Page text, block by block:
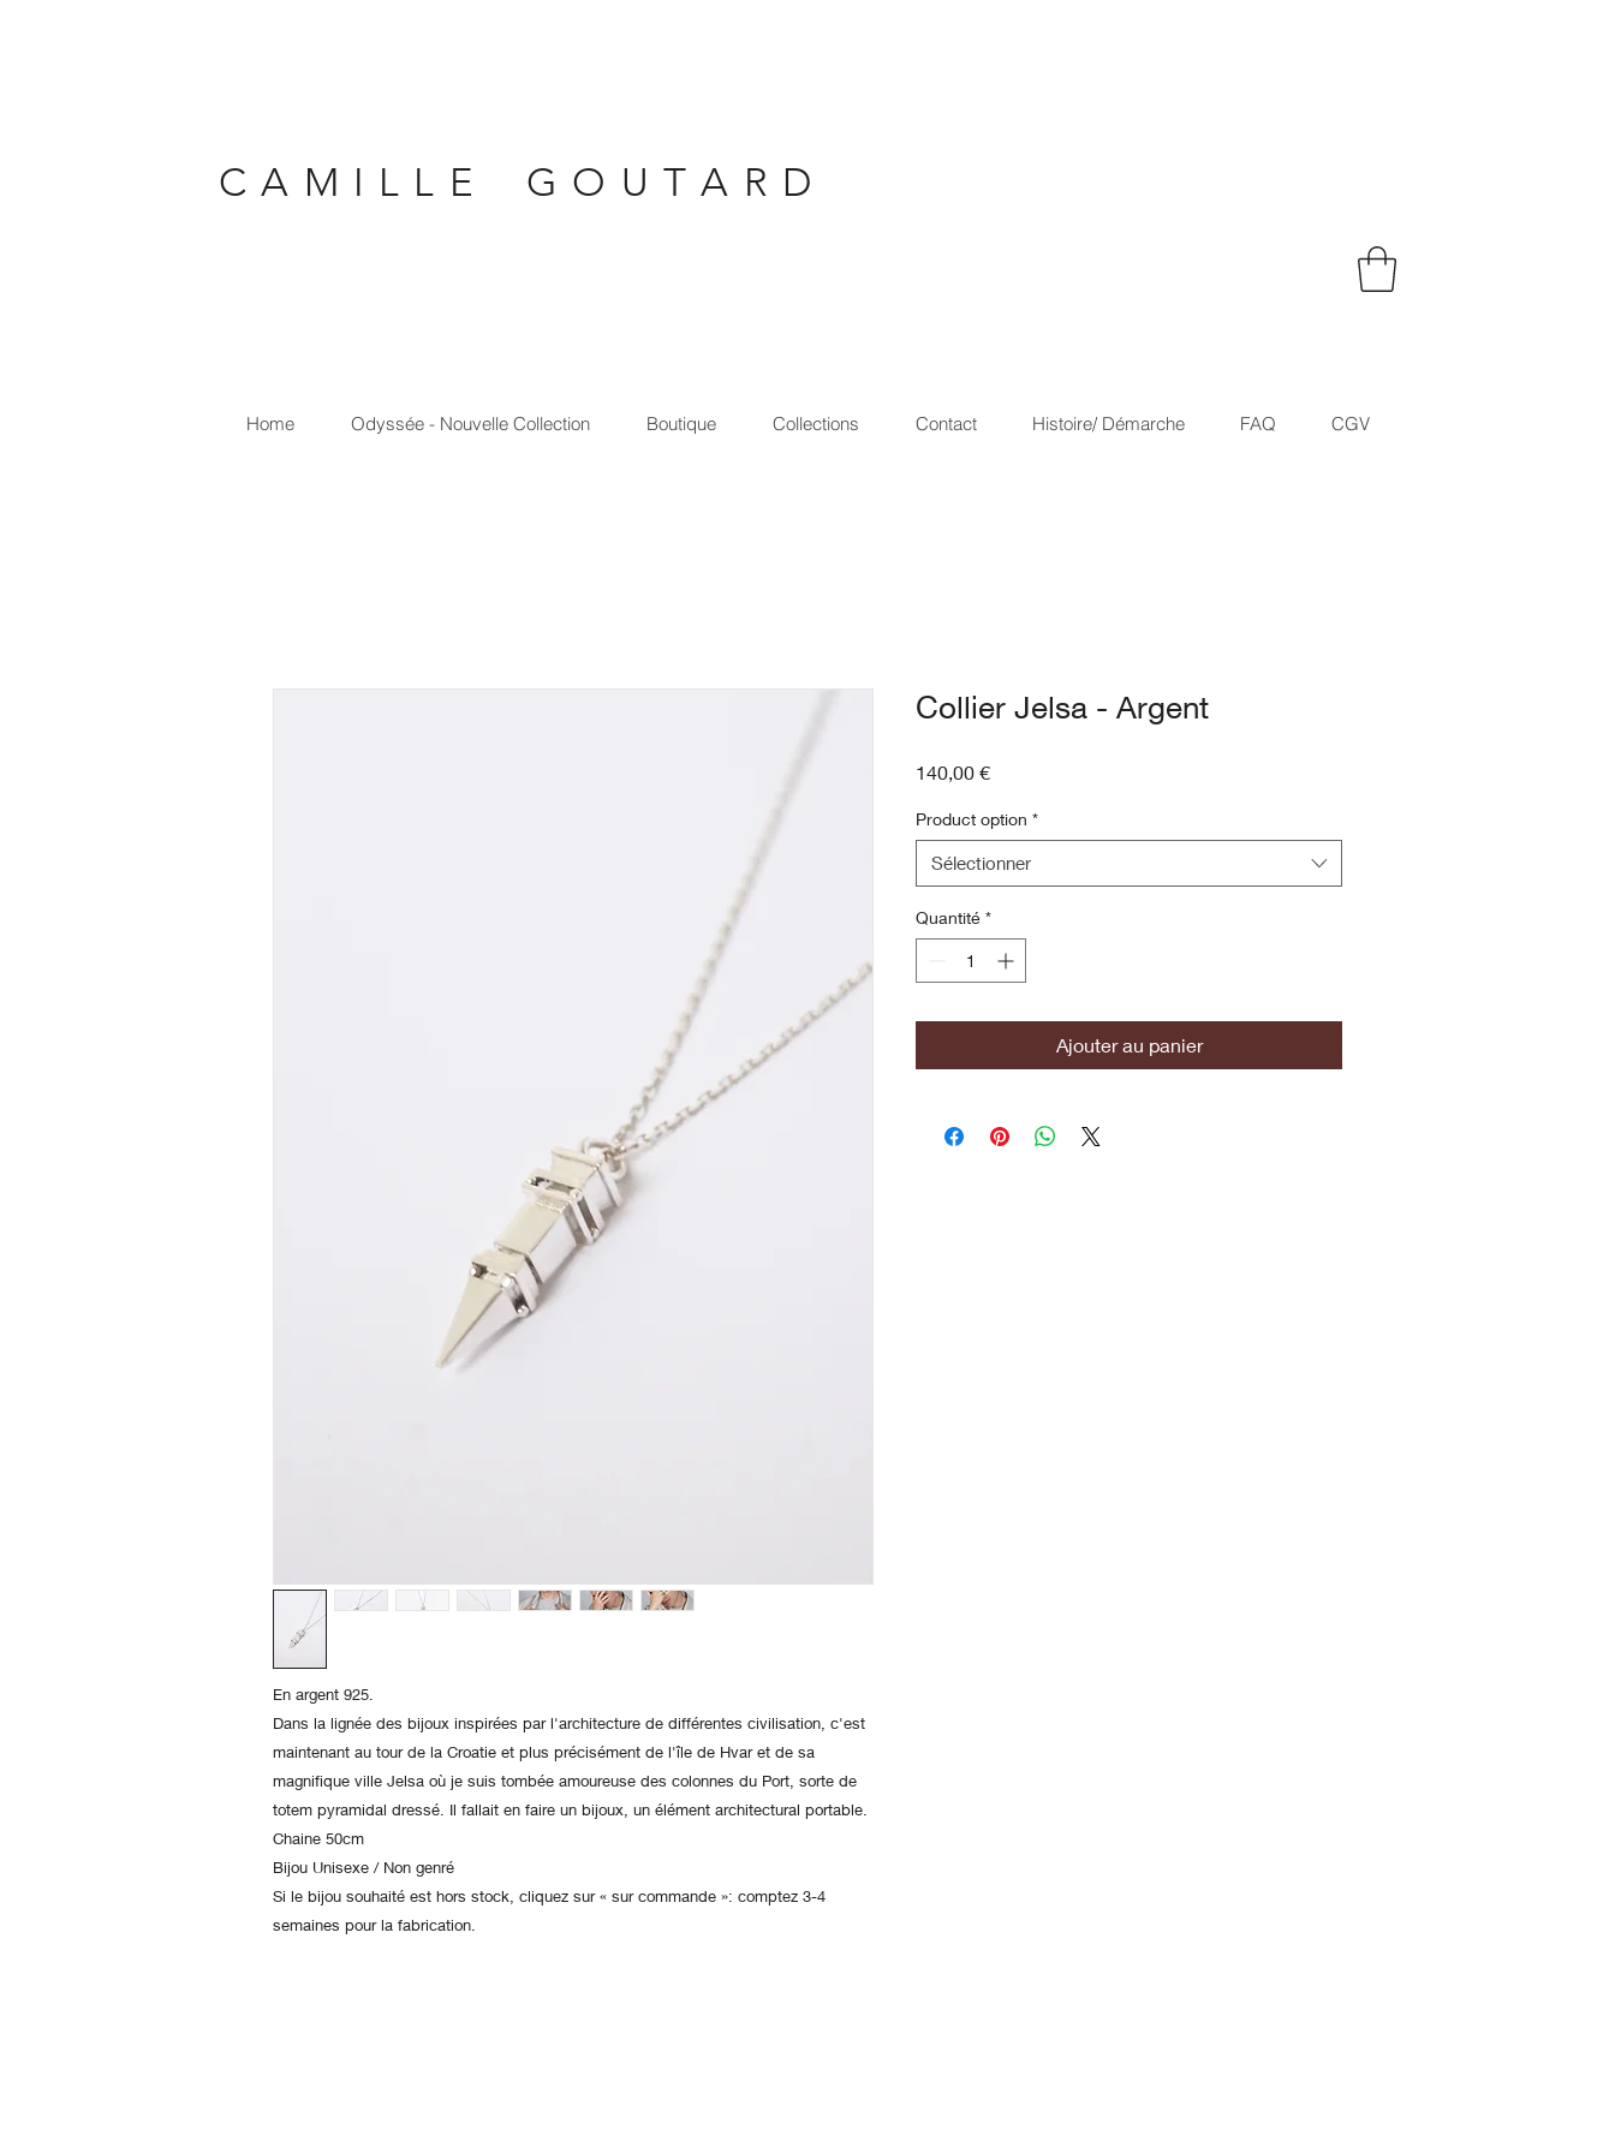
C A M I L L E G O U T A R D
Home Odyssée - Nouvelle Collection Boutique Collections Contact Histoire/ Démarche FAQ CGV
En argent 925.
Dans la lignée des bijoux inspirées par l'architecture de différentes civilisation, c'est
maintenant au tour de la Croatie et plus précisément de l'île de Hvar et de sa
magnifique ville Jelsa où je suis tombée amoureuse des colonnes du Port, sorte de
totem pyramidal dressé. Il fallait en faire un bijoux, un élément architectural portable.
Chaine 50cm
Bijou Unisexe / Non genré
Si le bijou souhaité est hors stock, cliquez sur « sur commande »: comptez 3-4
semaines pour la fabrication.
Collier Jelsa - Argent
140,00 €Prix
Product option *
Sélectionner
Quantité *
Ajouter au panier